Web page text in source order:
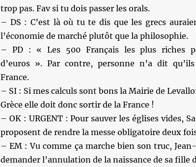
trop pas. Fav si tu dois passer les orals.
– DS : C’est là où tu te dis que les grecs
l’économie de marché plutôt que la philosophie.
– PD : « Les 500 Français les plus riches
d’euros ». Par contre, personne n’a dit
France.
– SI : Si mes calculs sont bons la Mairie de
Grèce elle doit donc sortir de la France !
– OK : URGENT : Pour sauver les églises vides,
proposent de rendre la messe obligatoire deux
– EM : Vu comme ça marche bien son truc,
demander l’annulation de la naissance de sa fille